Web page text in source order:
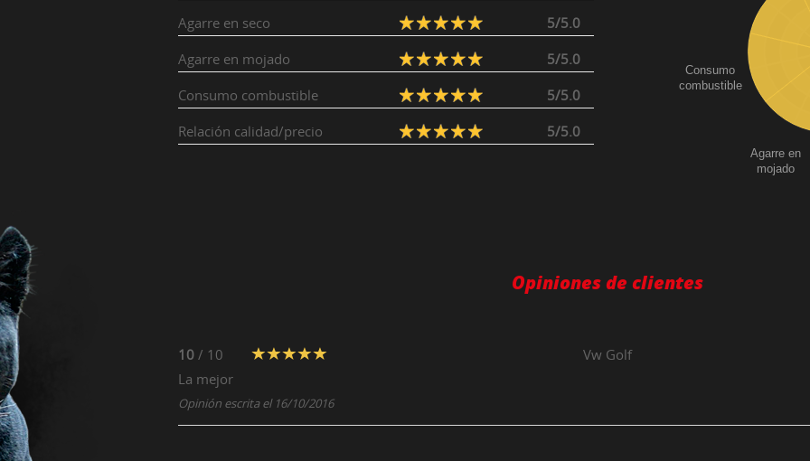
Agarre en seco
5/5.0
Agarre en mojado
5/5.0
Consumo combustible
5/5.0
Relación calidad/precio
5/5.0
Agarre en
mojado
Consumo
combustible
Opiniones de clientes
10 / 10 VwGolf
La mejor
Opinión escrita el 16/10/2016